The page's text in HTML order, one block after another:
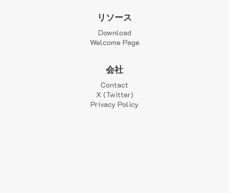
リソース
Download
Welcome Page
会社
Contact
X (Twitter)
Privacy Policy